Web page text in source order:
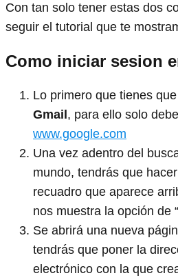
Con tan solo tener estas dos
seguir el tutorial que te
Como iniciar sesion
Lo primero que tienes
Gmail, para ello solo
www.google.com
Una vez adentro del
mundo, tendrás que
recuadro que aparece
nos muestra la opción de
Se abrirá una nueva
tendrás que poner la
electrónico con la que